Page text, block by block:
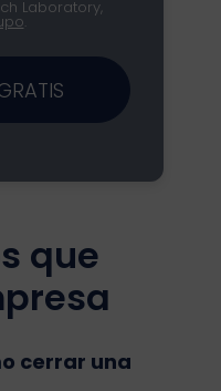
Laboratory,
que
cerrar una